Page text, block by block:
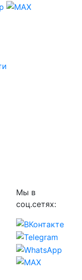
Мы в
соц.сетях: